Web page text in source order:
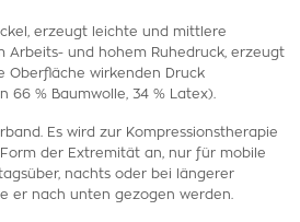
erzeugt leichte und mittlere
Arbeits- und hohem Ruhedruck, erzeugt
Oberfläche wirkenden Druck
66 % Baumwolle, 34 % Latex).
Es wird zur Kompressionstherapie
der Extremität an, nur für mobile
nachts oder bei längerer
er nach unten gezogen werden.